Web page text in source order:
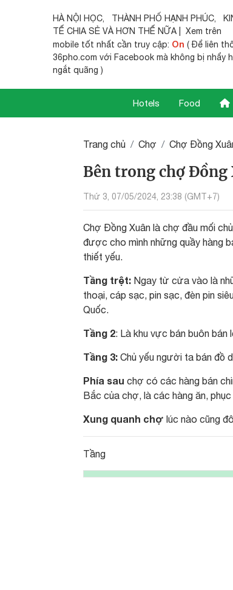
HÀ NỘI HỌC, THÀNH PHỐ HẠNH PHÚC,
TẾ CHIA SẺ VÀ HƠN THẾ NỮA | Xem trên
mobile tốt nhất cần truy cập: On ( Để liên
36pho.com với Facebook mà không bị nhẩy
ngắt quãng )
Hotels Food
Trang chủ Chợ Chợ Đồng
Bên trong chợ Đồng
Thứ 3, 07/05/2024, 23:38 (GMT+7)
Chợ Đồng Xuân là chợ đầu mối
được cho mình những quầy hàng
thiết yếu.
Tầng trệt: Ngay từ cửa vào là
thoại, cáp sạc, pin sạc, đèn pin
Quốc.
Tầng 2: Là khu vực bán buôn
Tầng 3: Chủ yếu người ta bán đồ
Phía sau chợ có các hàng bán
Bắc của chợ, là các hàng ăn,
Xung quanh chợ lúc nào cũng
Tầng